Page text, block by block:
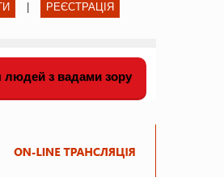
РЕЄСТРАЦІЯ
з вадами зору